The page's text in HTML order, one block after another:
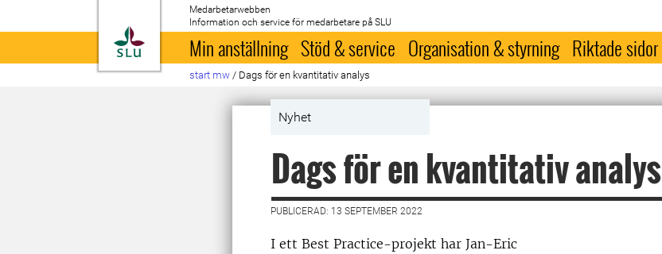
Till startsida
Medarbetarwebben
Information och service för medarbetare på SLU
Min anställning Stöd & service Organisation & styrning Riktade sidor
start mw / Dags för en kvantitativ analys
Nyhet
Dags för en kvantitativ analys
PUBLICERAD: 13 SEPTEMBER 2022
I ett Best Practice-projekt har Jan-Eric